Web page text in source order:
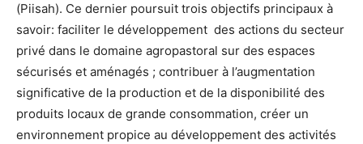
(Piisah). Ce dernier poursuit trois objectifs principaux à
savoir: faciliter le développement des actions du secteur
privé dans le domaine agropastoral sur des espaces
sécurisés et aménagés ; contribuer à l’augmentation
significative de la production et de la disponibilité des
produits locaux de grande consommation, créer un
environnement propice au développement des activités